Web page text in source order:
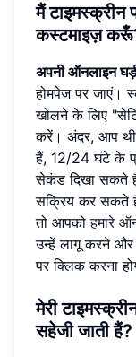
मैं
कस्टमाइज़
अपनी ऑनलाइन
होमपेज पर जाएं।
खोलने के लिए
करें। अंदर, आप
हैं, 12/24 घंटे के
सेकंड दिखा सकते
सक्रिय कर सकते
तो आपकोहमारे
उन्हें लागू करने और
पर क्लिक करना
मेरी
सहेजी जाती हैं?